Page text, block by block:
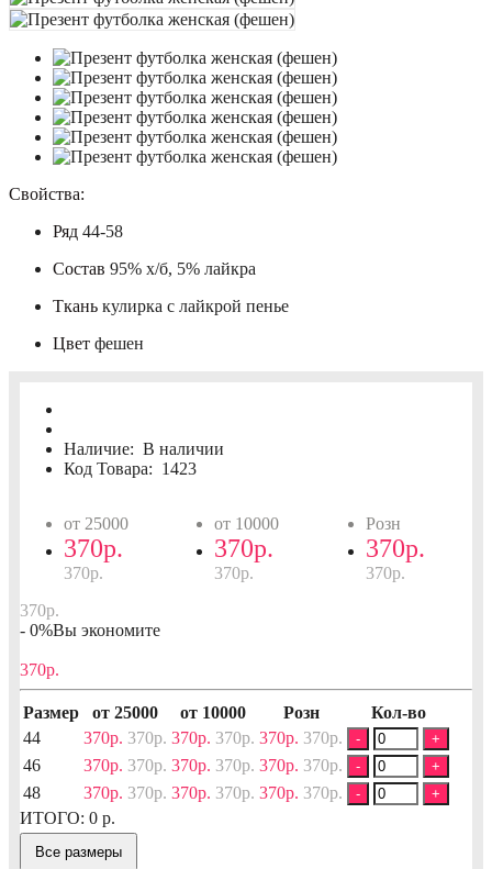
Свойства:
Ряд 44-58
Состав 95% х/б, 5% лайкра
Ткань кулирка с лайкрой пенье
Цвет фешен
Наличие: В наличии
Код Товара: 1423
от 25000
370р.
370р.
от 10000
370р.
370р.
Розн
370р.
370р.
370р.
- 0%Вы экономите
370р.
Размер от 25000 от 10000 Розн
Кол-во
44
370р. 370р. 370р. 370р. 370р. 370р. - +
46 370р. 370р. 370р. 370р. 370р. 370р. - +
48 370р. 370р. 370р. 370р. 370р. 370р. - +
ИТОГО: 0 р.
Все размеры